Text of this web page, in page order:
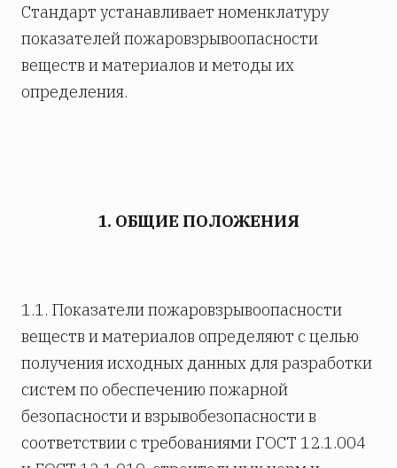
Стандарт устанавливает номенклатуру
показателей пожаровзрывоопасности
веществ и материалов и методы их
определения.
1. ОБЩИЕ ПОЛОЖЕНИЯ
1.1. Показатели пожаровзрывоопасности
веществ и материалов определяют с целью
получения исходных данных для разработки
систем по обеспечению пожарной
безопасности и взрывобезопасности в
соответствии с требованиями ГОСТ 12.1.004